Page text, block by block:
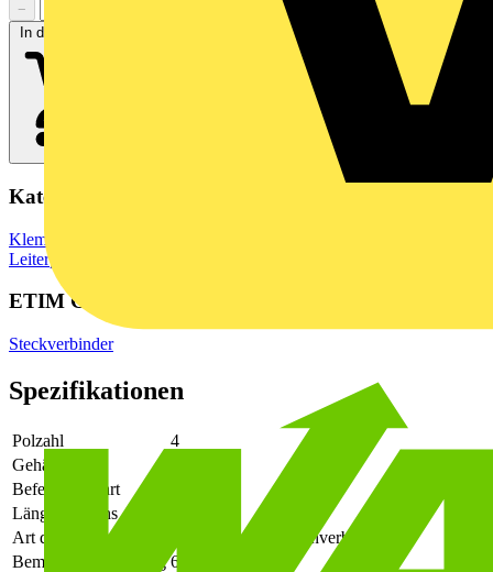
−
In den Warenkorb
Kategorien
Klemmen, Steckverbinder & Verbindungselemente
Leiterplattensteckverbinder
ETIM Group
Steckverbinder
Spezifikationen
Polzahl
4
Gehäusefarbe
Befestigungsart
Länge des Pins
Art der Verbindung
flexibler Leiterplattenverbinder
Bemessungsspannung 630